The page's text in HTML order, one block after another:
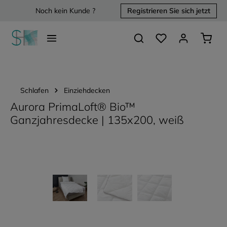
springenNoch kein Kunde ? Registrieren Sie sich jetzt
Du hast 0 Produkte
Schlafen Einziehdecken
Aurora PrimaLoft® Bio™
Ganzjahresdecke | 135x200, weiß